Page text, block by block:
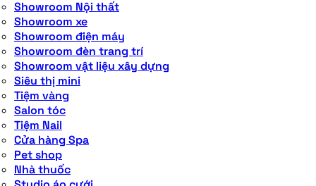
Showroom Nội thất
Showroom xe
Showroom điện máy
Showroom đèn trang trí
Showroom vật liệu xây dựng
Siêu thị mini
Tiệm vàng
Salon tóc
Tiệm Nail
Cửa hàng Spa
Pet shop
Nhà thuốc